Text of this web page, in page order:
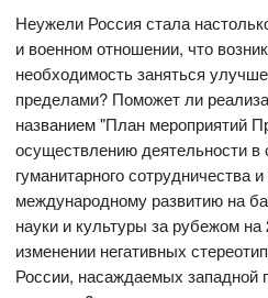
Неужели Россия стала
и военном отношении, что
необходимость заняться
пределами? Поможет ли
названием "План мероприятий
осуществлению деятельности
гуманитарного сотрудничества
международному развитию на
науки и культуры за рубежом на
изменении негативных
России, насаждаемых западной